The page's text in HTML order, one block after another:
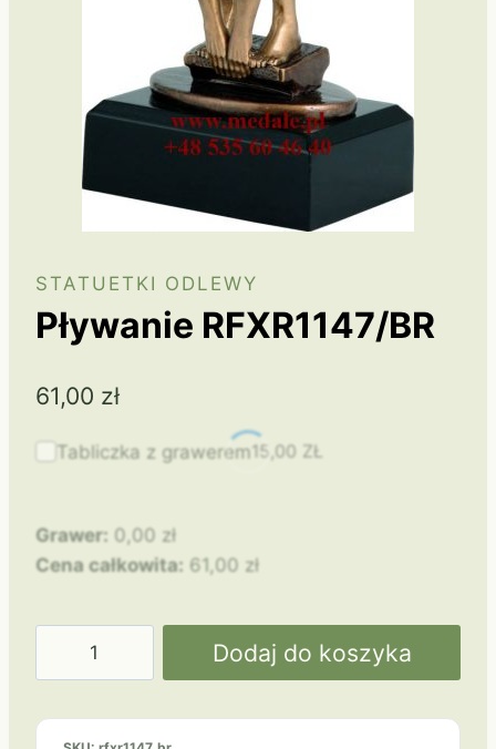
STATUETKI ODLEWY
Pływanie RFXR1147/BR
61,00 zł
Tabliczka z grawerem15,00 ZŁ
Grawer: 0,00 zł
Cena całkowita: 61,00 zł
Dodaj do koszyka